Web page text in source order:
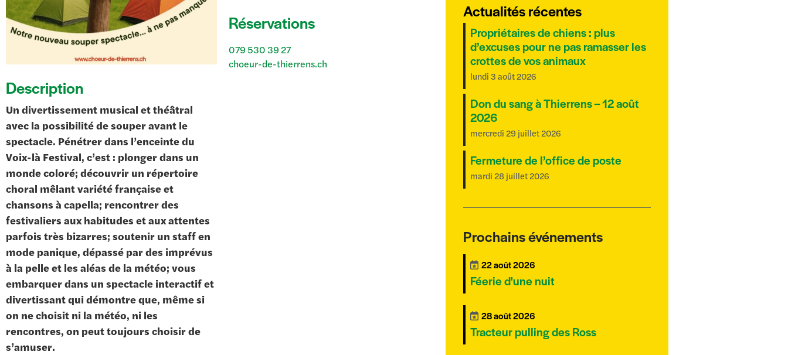
Description
Un divertissement musical et théâtral
avec la possibilité de souper avant le
spectacle. Pénétrer dans l’enceinte du
Voix-là Festival, c’est : plonger dans un
monde coloré; découvrir un répertoire
choral mêlant variété française et
chansons à capella; rencontrer des
festivaliers aux habitudes et aux attentes
parfois très bizarres; soutenir un staff en
mode panique, dépassé par des imprévus
à la pelle et les aléas de la météo; vous
embarquer dans un spectacle interactif et
divertissant qui démontre que, même si
on ne choisit ni la météo, ni les
rencontres, on peut toujours choisir de
s’amuser.
Réservations
079 530 39 27
choeur-de-thierrens.ch
Actualités récentes
Propriétaires de chiens : plus
d’excuses pour ne pas ramasser les
crottes de vos animaux
lundi 3 août 2026
Don du sang à Thierrens – 12 août
2026
mercredi 29 juillet 2026
Fermeture de l’office de poste
mardi 28 juillet 2026
Prochains événements
22 août 2026
Féerie d'une nuit
28 août 2026
Tracteur pulling des Ross